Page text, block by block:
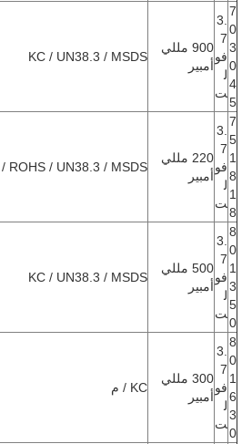
7
0
3
0
4
5
3.
7
فو
ل
ت
900 مللي
أمبير
KC / UN38.3 / MSDS
7
5
1
8
1
8
3.
7
فو
ل
ت
220 مللي
أمبير
ROHS / UN38.3 / MSDS
8
0
1
3
5
0
3.
7
فو
ل
ت
500 مللي
أمبير
KC / UN38.3 / MSDS
8
0
1
6
3
0
3.
7
فو
ل
ت
300 مللي
أمبير
KC / م